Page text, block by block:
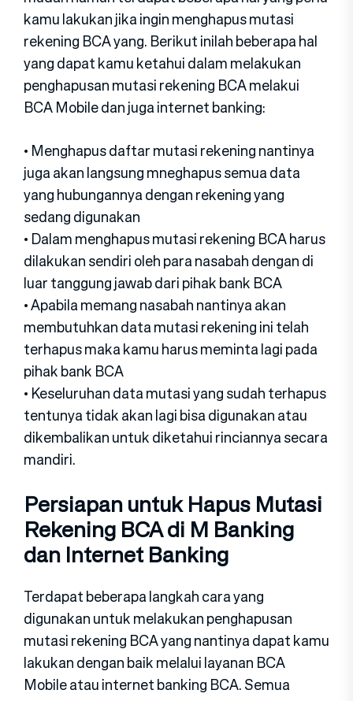
kamu lakukan jika ingin menghapus mutasi
rekening BCA yang. Berikut inilah beberapa hal
yang dapat kamu ketahui dalam melakukan
penghapusan mutasi rekening BCA melakui
BCA Mobile dan juga internet banking:
• Menghapus daftar mutasi rekening nantinya
juga akan langsung mneghapus semua data
yang hubungannya dengan rekening yang
sedang digunakan
• Dalam menghapus mutasi rekening BCA harus
dilakukan sendiri oleh para nasabah dengan di
luar tanggung jawab dari pihak bank BCA
• Apabila memang nasabah nantinya akan
membutuhkan data mutasi rekening ini telah
terhapus maka kamu harus meminta lagi pada
pihak bank BCA
• Keseluruhan data mutasi yang sudah terhapus
tentunya tidak akan lagi bisa digunakan atau
dikembalikan untuk diketahui rinciannya secara
mandiri.
Persiapan untuk Hapus Mutasi
Rekening BCA di M Banking
dan Internet Banking
Terdapat beberapa langkah cara yang
digunakan untuk melakukan penghapusan
mutasi rekening BCA yang nantinya dapat kamu
lakukan dengan baik melalui layanan BCA
Mobile atau internet banking BCA. Semua